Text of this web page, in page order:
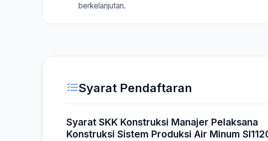
berkelanjutan.
Syarat Pendaftaran
Syarat SKK Konstruksi Manajer Pelaksana
Konstruksi Sistem Produksi Air Minum